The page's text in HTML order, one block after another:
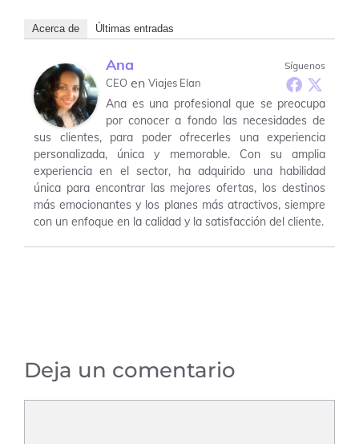
Acerca de Últimas entradas
Síguenos
Ana
CEO en Viajes Elan
Ana es una profesional que se preocupa
por conocer a fondo las necesidades de
sus clientes, para poder ofrecerles una experiencia
personalizada, única y memorable. Con su amplia
experiencia en el sector, ha adquirido una habilidad
única para encontrar las mejores ofertas, los destinos
más emocionantes y los planes más atractivos, siempre
con un enfoque en la calidad y la satisfacción del cliente.
Deja un comentario